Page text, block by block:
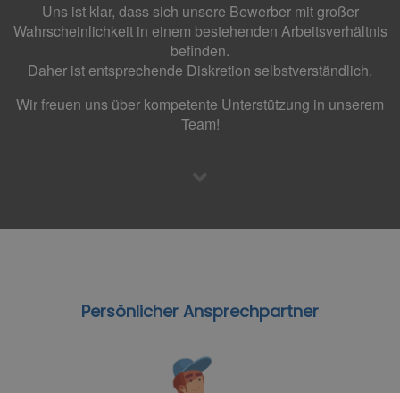
Uns ist klar, dass sich unsere Bewerber mit großer
Wahrscheinlichkeit in einem bestehenden Arbeitsverhältnis
befinden.
Daher ist entsprechende Diskretion selbstverständlich.
Wir freuen uns über kompetente Unterstützung in unserem
Team!
Persönlicher Ansprechpartner